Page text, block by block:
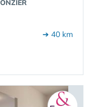
➔ 40 km